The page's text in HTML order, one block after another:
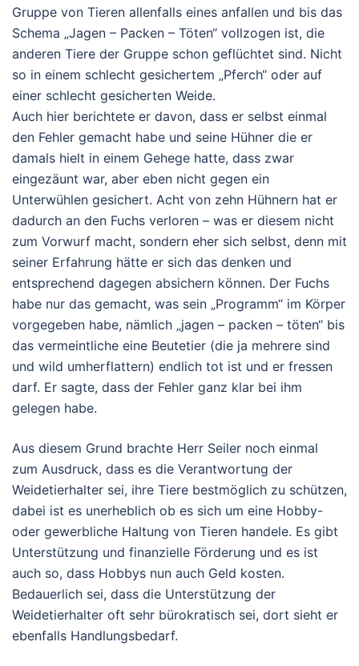
Gruppe von Tieren allenfalls eines anfallen und bis das
Schema „Jagen – Packen – Töten“ vollzogen ist, die
anderen Tiere der Gruppe schon geflüchtet sind. Nicht
so in einem schlecht gesichertem „Pferch“ oder auf
einer schlecht gesicherten Weide.
Auch hier berichtete er davon, dass er selbst einmal
den Fehler gemacht habe und seine Hühner die er
damals hielt in einem Gehege hatte, dass zwar
eingezäunt war, aber eben nicht gegen ein
Unterwühlen gesichert. Acht von zehn Hühnern hat er
dadurch an den Fuchs verloren – was er diesem nicht
zum Vorwurf macht, sondern eher sich selbst, denn mit
seiner Erfahrung hätte er sich das denken und
entsprechend dagegen absichern können. Der Fuchs
habe nur das gemacht, was sein „Programm“ im Körper
vorgegeben habe, nämlich „jagen – packen – töten“ bis
das vermeintliche eine Beutetier (die ja mehrere sind
und wild umherflattern) endlich tot ist und er fressen
darf. Er sagte, dass der Fehler ganz klar bei ihm
gelegen habe.
Aus diesem Grund brachte Herr Seiler noch einmal
zum Ausdruck, dass es die Verantwortung der
Weidetierhalter sei, ihre Tiere bestmöglich zu schützen,
dabei ist es unerheblich ob es sich um eine Hobby-
oder gewerbliche Haltung von Tieren handele. Es gibt
Unterstützung und finanzielle Förderung und es ist
auch so, dass Hobbys nun auch Geld kosten.
Bedauerlich sei, dass die Unterstützung der
Weidetierhalter oft sehr bürokratisch sei, dort sieht er
ebenfalls Handlungsbedarf.